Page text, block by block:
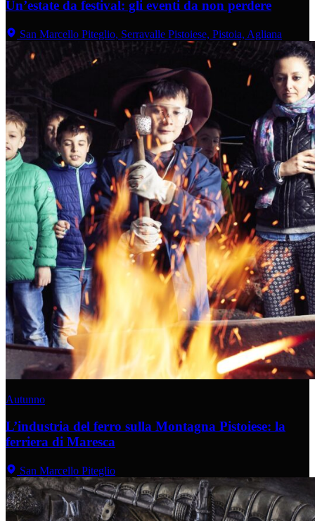
Un’estate da festival: gli eventi da non perdere
San Marcello Piteglio, Serravalle Pistoiese, Pistoia, Agliana
Autunno
L’industria del ferro sulla Montagna Pistoiese: la
ferriera di Maresca
San Marcello Piteglio